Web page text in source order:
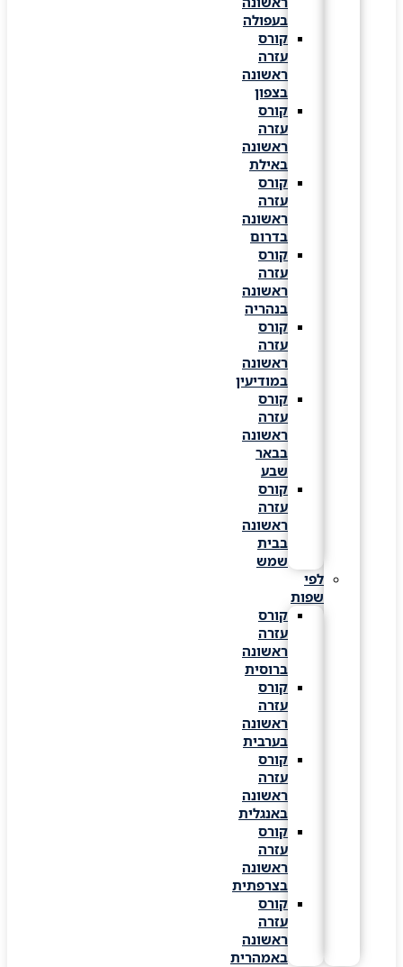
בעפולה
קורס
עזרה
ראשונה
בצפון
קורס
עזרה
ראשונה
באילת
קורס
עזרה
ראשונה
בדרום
קורס
עזרה
ראשונה
בנהריה
קורס
עזרה
ראשונה
במודיעין
קורס
עזרה
ראשונה
בבאר
קורס
עזרה
ראשונה
בבית
שמש
לפי
שפות
קורס
עזרה
ראשונה
ברוסית
קורס
עזרה
ראשונה
בערבית
קורס
עזרה
ראשונה
באנגלית
קורס
עזרה
ראשונה
בצרפתית
קורס
עזרה
ראשונה
באמהרית